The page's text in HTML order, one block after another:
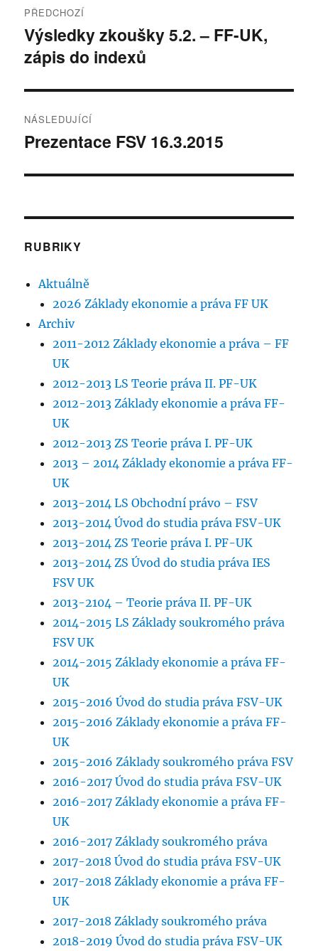
pro
příspěvek
PŘEDCHOZÍ
Předchozí
příspěvek:
Výsledky zkoušky 5.2. – FF-UK,
zápis do indexů
NÁSLEDUJÍCÍ
Následující
Prezentace FSV 16.3.2015
RUBRIKY
Aktuálně
2026 Základy ekonomie a práva FF UK
Archiv
2011-2012 Základy ekonomie a práva – FF
UK
2012-2013 LS Teorie práva II. PF-UK
2012-2013 Základy ekonomie a práva FF-
UK
2012-2013 ZS Teorie práva I. PF-UK
2013 – 2014 Základy ekonomie a práva FF-
UK
2013-2014 LS Obchodní právo – FSV
2013-2014 Úvod do studia práva FSV-UK
2013-2014 ZS Teorie práva I. PF-UK
2013-2014 ZS Úvod do studia práva IES
FSV UK
2013-2104 – Teorie práva II. PF-UK
2014-2015 LS Základy soukromého práva
FSV UK
2014-2015 Základy ekonomie a práva FF-
UK
2015-2016 Úvod do studia práva FSV-UK
2015-2016 Základy ekonomie a práva FF-
UK
2015-2016 Základy soukromého práva FSV
2016-2017 Úvod do studia práva FSV-UK
2016-2017 Základy ekonomie a práva FF-
UK
2016-2017 Základy soukromého práva
2017-2018 Úvod do studia práva FSV-UK
2017-2018 Základy ekonomie a práva FF-
UK
2017-2018 Základy soukromého práva
2018-2019 Úvod do studia práva FSV-UK